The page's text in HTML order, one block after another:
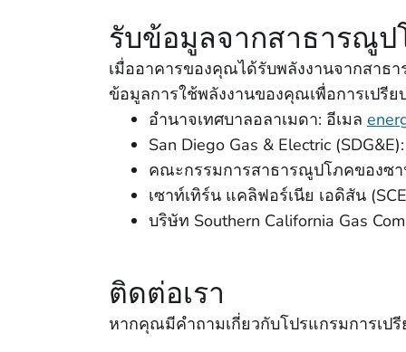
รับข้อมูลจากสาธารณูป
เมื่ออาคารของคุณได้รับพลังงานจากสาธ
ข้อมูลการใช้พลังงานของคุณเพื่อการเปรี
อํานาจเทศบาลอลาเมดา: อีเมล
San Diego Gas & Electric
คณะกรรมการสาธารณูปโภคของซ
เซาท์เทิร์น แคลิฟอร์เนีย เอดิสัน
บริษัท Southern California Gas
ติดต่อเรา
หากคุณมีคําถามเกี่ยวกับโปรแกรมการเป